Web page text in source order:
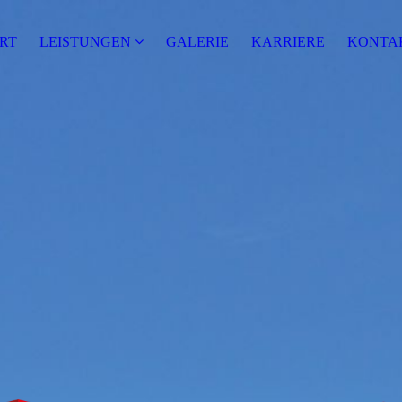
LEISTUNGEN GALERIE KARRIERE